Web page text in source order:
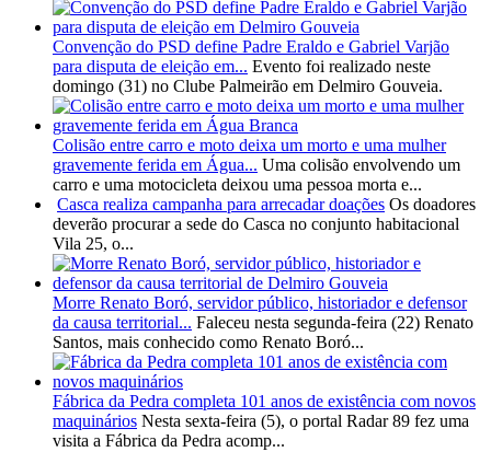
Convenção do PSD define Padre Eraldo e Gabriel Varjão
para disputa de eleição em... Evento foi realizado neste
domingo (31) no Clube Palmeirão em Delmiro Gouveia.
Colisão entre carro e moto deixa um morto e uma mulher
gravemente ferida em Água... Uma colisão envolvendo um
carro e uma motocicleta deixou uma pessoa morta e...
Casca realiza campanha para arrecadar doações Os doadores
deverão procurar a sede do Casca no conjunto habitacional
Vila 25, o...
Morre Renato Boró, servidor público, historiador e defensor
da causa territorial... Faleceu nesta segunda-feira (22) Renato
Santos, mais conhecido como Renato Boró...
Fábrica da Pedra completa 101 anos de existência com novos
maquinários Nesta sexta-feira (5), o portal Radar 89 fez uma
visita a Fábrica da Pedra acomp...